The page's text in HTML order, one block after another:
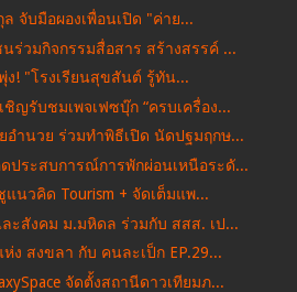
จับมือผองเพื่อนเปิด "ค่าย...
ร่วมกิจกรรมสื่อสาร สร้างสรรค์ ...
ง! "โรงเรียนสุขสันต์ รู้ทัน...
ญรับชมเพจเฟซบุ๊ก “ครบเครื่อง...
ำนวย ร่วมทำพิธีเปิด นัดปฐมฤกษ...
ดประสบการณ์การพักผ่อนเหนือระดั...
แนวคิด Tourism + จัดเต็มแพ...
ะสังคม ม.มหิดล ร่วมกับ สสส. เป...
ง สงขลา กับ คนละเป็ก EP.29...
จัดตั้งสถานีดาวเทียมภ...